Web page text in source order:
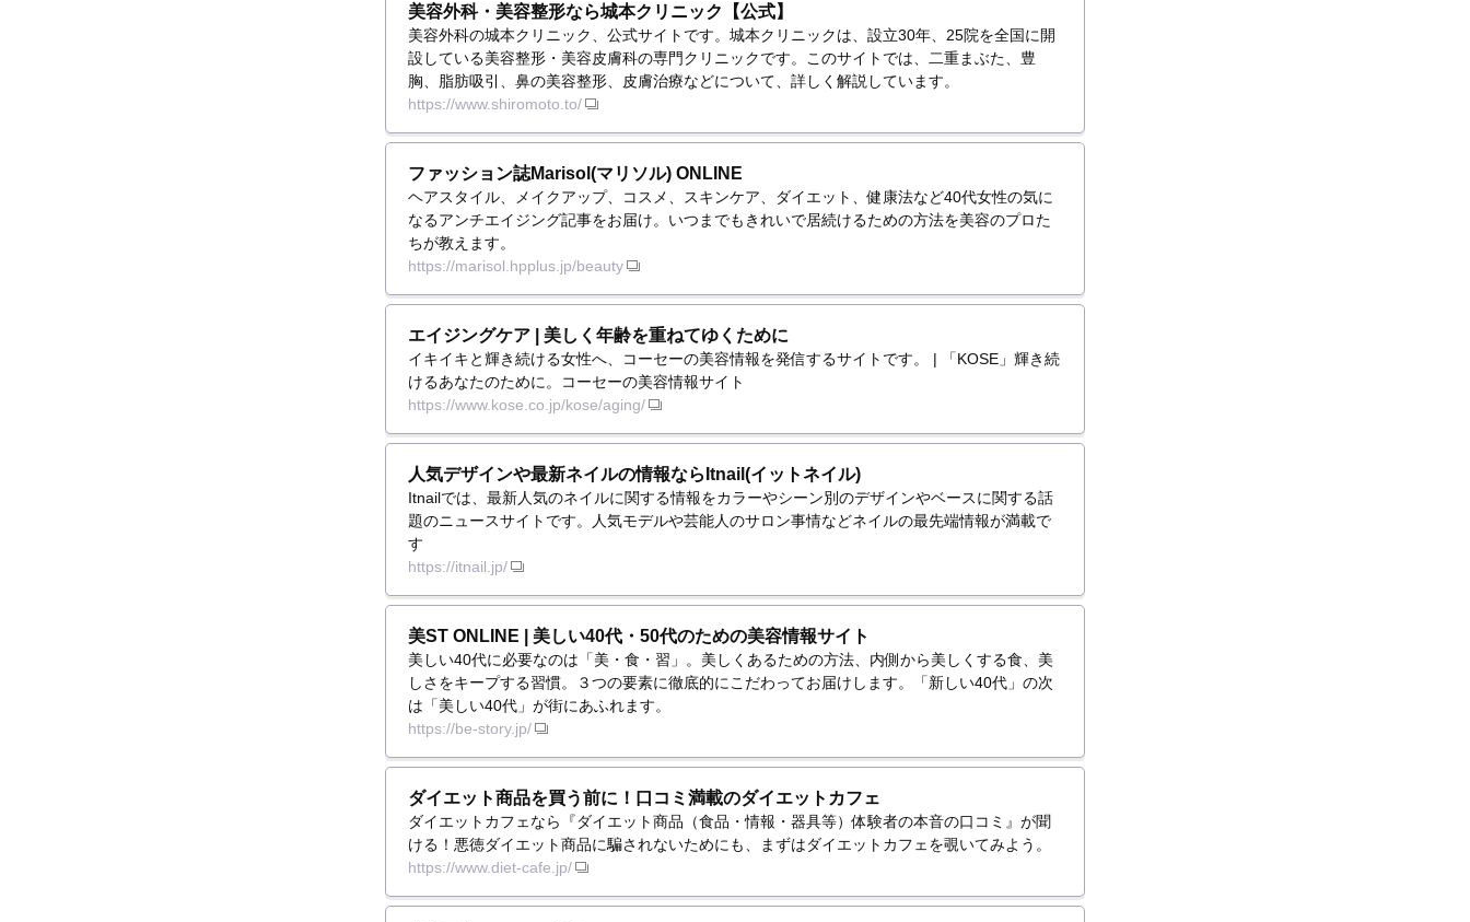
美容外科・美容整形なら城本クリニック【公式】
美容外科の城本クリニック、公式サイトです。城本クリニックは、設立30年、25院を全国に開
設している美容整形・美容皮膚科の専門クリニックです。このサイトでは、二重まぶた、豊
胸、脂肪吸引、鼻の美容整形、皮膚治療などについて、詳しく解説しています。
https://www.shiromoto.to/
ファッション誌Marisol(マリソル) ONLINE
ヘアスタイル、メイクアップ、コスメ、スキンケア、ダイエット、健康法など40代女性の気に
なるアンチエイジング記事をお届け。いつまでもきれいで居続けるための方法を美容のプロた
ちが教えます。
https://marisol.hpplus.jp/beauty
エイジングケア | 美しく年齢を重ねてゆくために
イキイキと輝き続ける女性へ、コーセーの美容情報を発信するサイトです。 | 「KOSE」輝き続
けるあなたのために。コーセーの美容情報サイト
https://www.kose.co.jp/kose/aging/
人気デザインや最新ネイルの情報ならItnail(イットネイル)
Itnailでは、最新人気のネイルに関する情報をカラーやシーン別のデザインやベースに関する話
題のニュースサイトです。人気モデルや芸能人のサロン事情などネイルの最先端情報が満載で
す
https://itnail.jp/
美ST ONLINE | 美しい40代・50代のための美容情報サイト
美しい40代に必要なのは「美・食・習」。美しくあるための方法、内側から美しくする食、美
しさをキープする習慣。３つの要素に徹底的にこだわってお届けします。「新しい40代」の次
は「美しい40代」が街にあふれます。
https://be-story.jp/
ダイエット商品を買う前に！口コミ満載のダイエットカフェ
ダイエットカフェなら『ダイエット商品（食品・情報・器具等）体験者の本音の口コミ』が聞
ける！悪徳ダイエット商品に騙されないためにも、まずはダイエットカフェを覗いてみよう。
https://www.diet-cafe.jp/